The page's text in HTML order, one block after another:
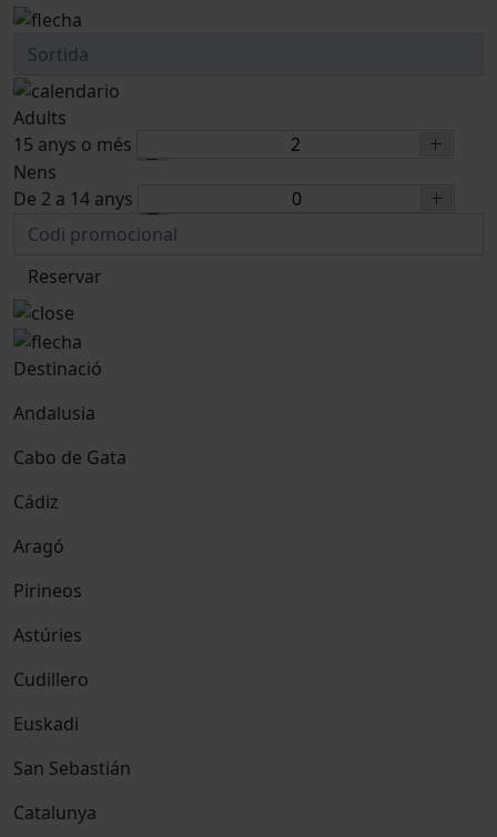
Adults
15 anys o més
Nens
De 2 a 14 anys
Reservar
Destinació
Andalusia
Cabo de Gata
Cádiz
Aragó
Pirineos
Astúries
Cudillero
Euskadi
San Sebastián
Catalunya